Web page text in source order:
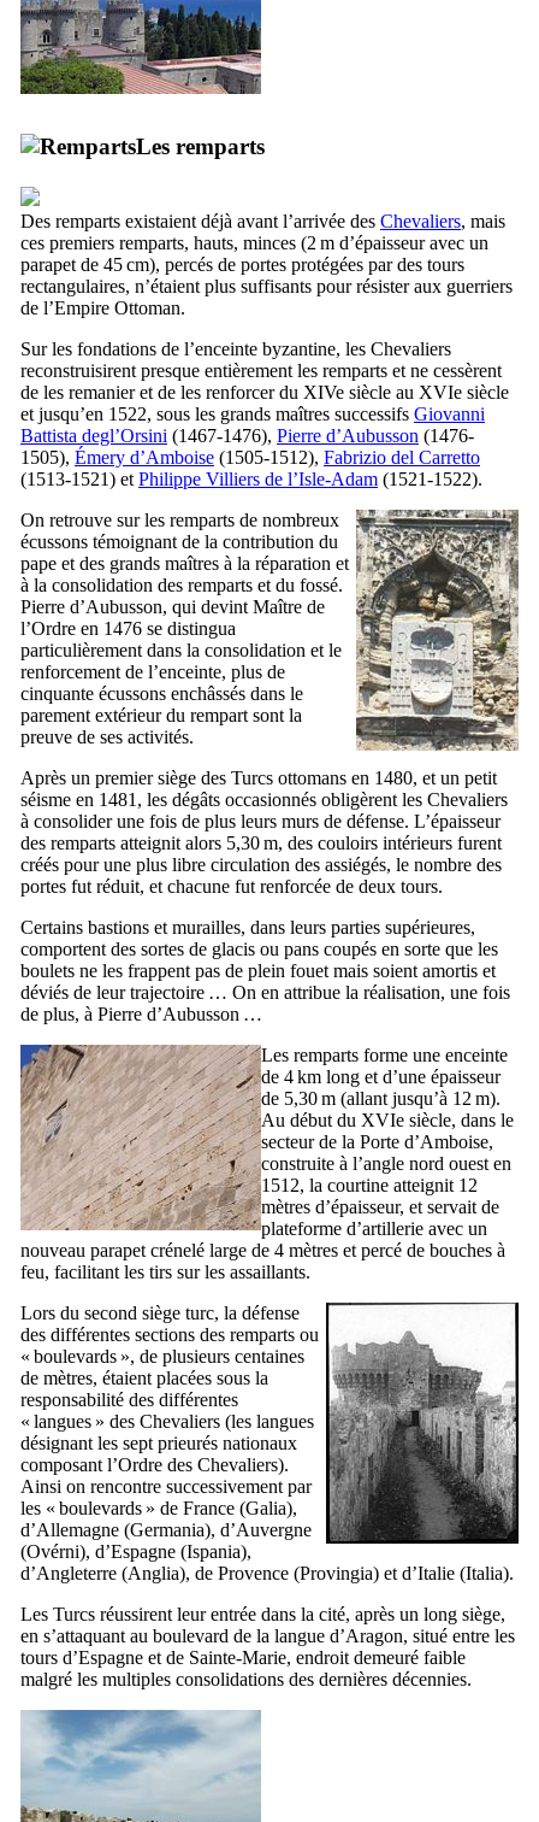
Les remparts
Des remparts existaient déjà avant l’arrivée des Chevaliers, mais
ces premiers remparts, hauts, minces (2 m d’épaisseur avec un
parapet de 45 cm), percés de portes protégées par des tours
rectangulaires, n’étaient plus suffisants pour résister aux guerriers
de l’Empire Ottoman.
Sur les fondations de l’enceinte byzantine, les Chevaliers
reconstruisirent presque entièrement les remparts et ne cessèrent
de les remanier et de les renforcer du XIVe siècle au XVIe siècle
et jusqu’en 1522, sous les grands maîtres successifs Giovanni
Battista degl’Orsini (1467-1476), Pierre d’Aubusson (1476-
1505), Émery d’Amboise (1505-1512), Fabrizio del Carretto
(1513-1521) et Philippe Villiers de l’Isle-Adam (1521-1522).
On retrouve sur les remparts de nombreux
écussons témoignant de la contribution du
pape et des grands maîtres à la réparation et
à la consolidation des remparts et du fossé.
Pierre d’Aubusson, qui devint Maître de
l’Ordre en 1476 se distingua
particulièrement dans la consolidation et le
renforcement de l’enceinte, plus de
cinquante écussons enchâssés dans le
parement extérieur du rempart sont la
preuve de ses activités.
Après un premier siège des Turcs ottomans en 1480, et un petit
séisme en 1481, les dégâts occasionnés obligèrent les Chevaliers
à consolider une fois de plus leurs murs de défense. L’épaisseur
des remparts atteignit alors 5,30 m, des couloirs intérieurs furent
créés pour une plus libre circulation des assiégés, le nombre des
portes fut réduit, et chacune fut renforcée de deux tours.
Certains bastions et murailles, dans leurs parties supérieures,
comportent des sortes de glacis ou pans coupés en sorte que les
boulets ne les frappent pas de plein fouet mais soient amortis et
déviés de leur trajectoire … On en attribue la réalisation, une fois
de plus, à Pierre d’Aubusson …
Les remparts forme une enceinte
de 4 km long et d’une épaisseur
de 5,30 m (allant jusqu’à 12 m).
Au début du XVIe siècle, dans le
secteur de la Porte d’Amboise,
construite à l’angle nord ouest en
1512, la courtine atteignit 12
mètres d’épaisseur, et servait de
plateforme d’artillerie avec un
nouveau parapet crénelé large de 4 mètres et percé de bouches à
feu, facilitant les tirs sur les assaillants.
Lors du second siège turc, la défense
des différentes sections des remparts ou
« boulevards », de plusieurs centaines
de mètres, étaient placées sous la
responsabilité des différentes
« langues » des Chevaliers (les langues
désignant les sept prieurés nationaux
composant l’Ordre des Chevaliers).
Ainsi on rencontre successivement par
les « boulevards » de France (Galia),
d’Allemagne (Germania), d’Auvergne
(Ovérni), d’Espagne (Ispania),
d’Angleterre (Anglia), de Provence (Provingia) et d’Italie (Italia).
Les Turcs réussirent leur entrée dans la cité, après un long siège,
en s’attaquant au boulevard de la langue d’Aragon, situé entre les
tours d’Espagne et de Sainte-Marie, endroit demeuré faible
malgré les multiples consolidations des dernières décennies.